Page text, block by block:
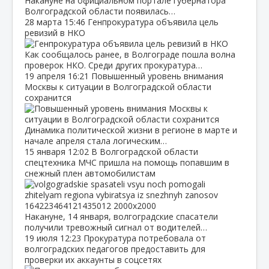
Волгоградской области появилась…
28 марта 15:46 Генпрокуратура объявила цель
ревизий в НКО
Как сообщалось ранее, в Волгограде пошла волна
проверок НКО. Среди других прокуратура…
19 апреля 16:21 Повышенный уровень внимания
Москвы к ситуации в Волгоградской области
сохранится
Динамика политической жизни в регионе в марте и
начале апреля стала логическим…
15 января 12:02 В Волгоградской области
спецтехника МЧС пришла на помощь попавшим в
снежный плен автомобилистам
Накануне, 14 января, волгоградские спасатели
получили тревожный сигнал от водителей…
19 июля 12:23 Прокуратура потребовала от
волгоградских педагогов предоставить для
проверки их аккаунты в соцсетях